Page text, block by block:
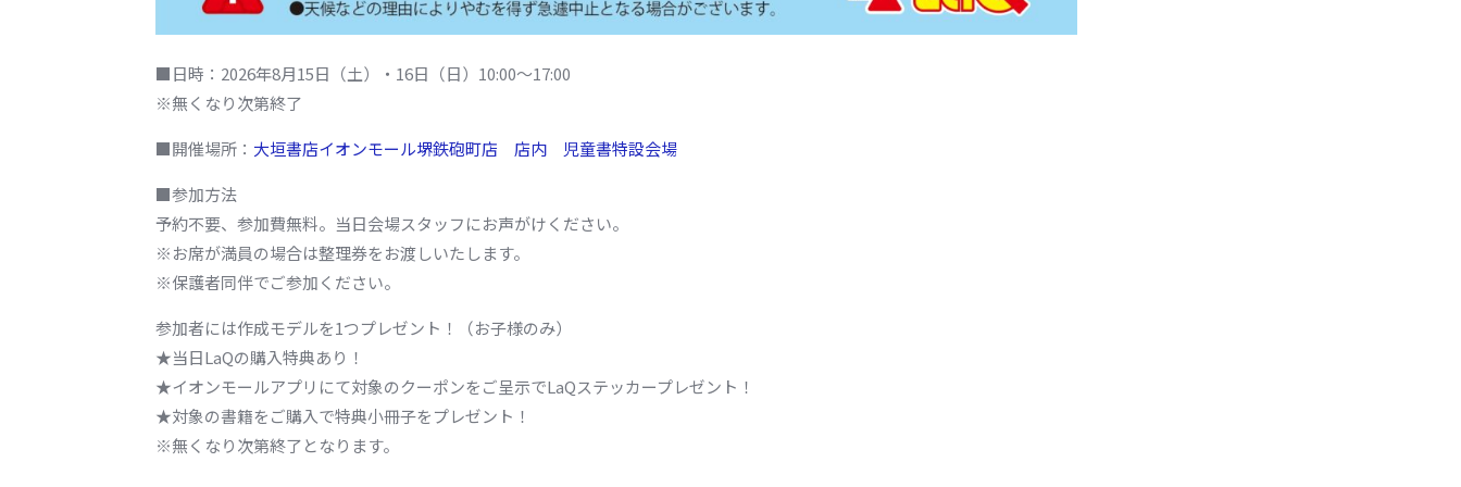
■日時：2026年8月15日（土）・16日（日）10:00～17:00
※無くなり次第終了
■開催場所： 大垣書店イオンモール堺鉄砲町店 店内 児童書特設会場
■参加方法
予約不要、参加費無料。当日会場スタッフにお声がけください。
※お席が満員の場合は整理券をお渡しいたします。
※保護者同伴でご参加ください。
参加者には作成モデルを1つプレゼント！（お子様のみ）
★当日LaQの購入特典あり！
★イオンモールアプリにて対象のクーポンをご呈示でLaQステッカープレゼント！
★対象の書籍をご購入で特典小冊子をプレゼント！
※無くなり次第終了となります。